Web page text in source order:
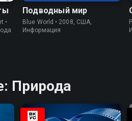
•
Подводный мир
Blue World • 2008, США,
Информация
Природа